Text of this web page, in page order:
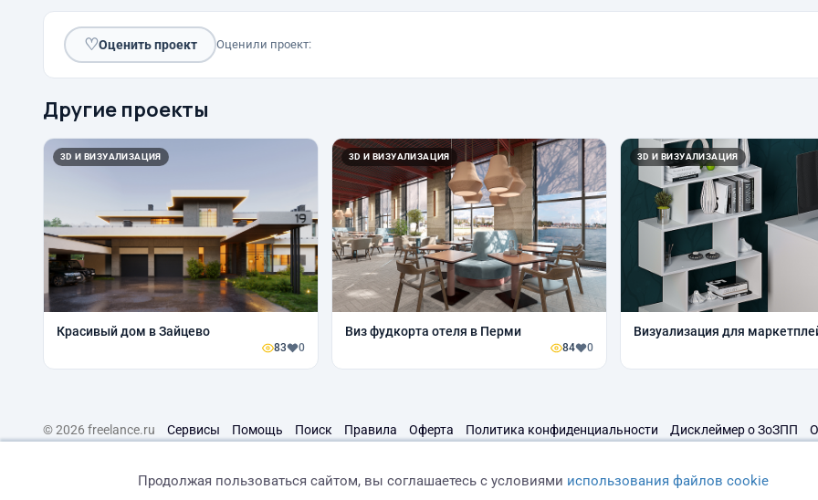
♡Оценить проект Оценили проект:
Другие проекты
3D И ВИЗУАЛИЗАЦИЯ
Красивый дом в Зайцево
83 0
3D И ВИЗУАЛИЗАЦИЯ
Виз фудкорта отеля в Перми
84 0
3D И ВИЗУАЛИЗАЦИЯ
Визуализация для
© 2026 freelance.ru Сервисы Помощь Поиск Правила Оферта Политика конфиденциальности Дисклеймер о ЗоЗПП
Продолжая пользоваться сайтом, вы соглашаетесь с условиями использования файлов cookie